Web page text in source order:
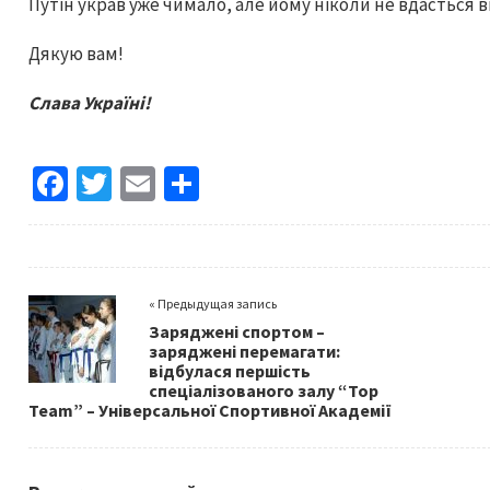
Дякую вам!
Слава Україні!
Fa
ce
o
o
k
T
wi
er
E
m
l
h
« Предыдущая запись
Заряджені спортом –
заряджені перемагати:
відбулася першість
спеціалізованого залу “Top
Team” – Універсальної Спортивної Академії